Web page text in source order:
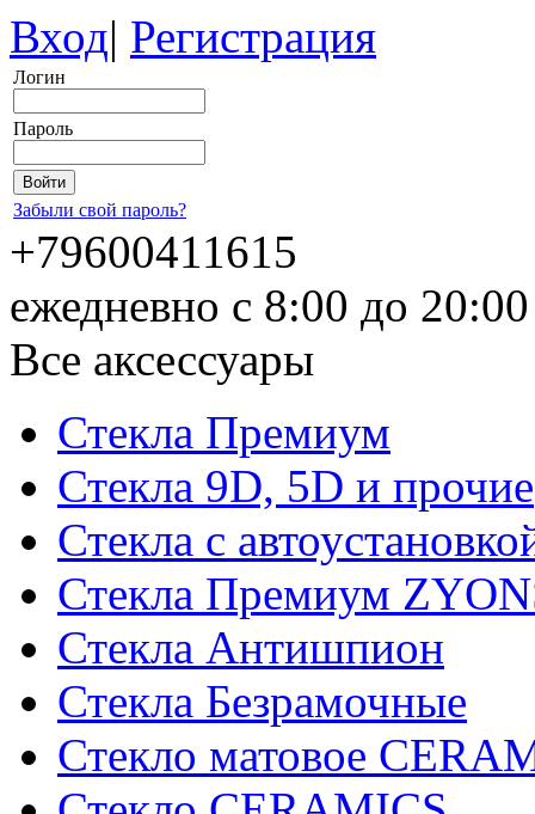
Вход| Регистрация
Логин
Пароль
Забыли свой пароль?
+79600411615
ежедневно с 8:00 до
Все аксессуары
Стекла Премиум
Стекла 9D, 5D и прочие
Стекла с
Стекла Премиум
Стекла Антишпион
Стекла Безрамочные
Стекло матовое